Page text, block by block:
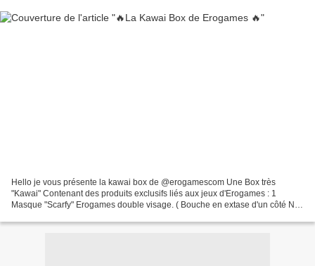
Hello je vous présente la kawai box de @erogamescom Une Box très
"Kawai" Contenant des produits exclusifs liés aux jeux d'Erogames : 1
Masque "Scarfy" Erogames double visage. ( Bouche en extase d'un côté Nez